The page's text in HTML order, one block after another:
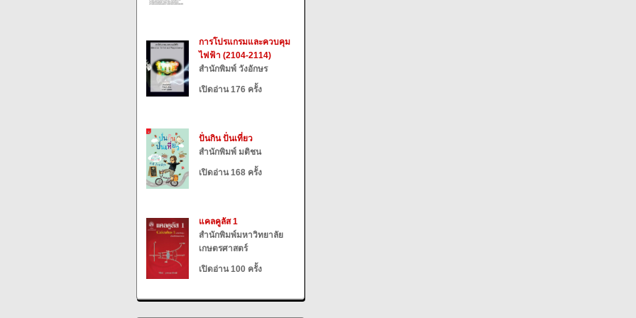
การโปรแกรมและควบคุม
ไฟฟ้า (2104-2114)
สำนักพิมพ์ วังอักษร
เปิดอ่าน 176 ครั้ง
ปั่นกิน ปั่นเที่ยว
สำนักพิมพ์ มติชน
เปิดอ่าน 168 ครั้ง
แคลคูลัส 1
สำนักพิมพ์มหาวิทยาลัย
เกษตรศาสตร์
เปิดอ่าน 100 ครั้ง